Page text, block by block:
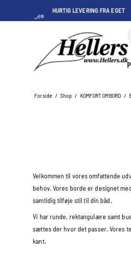
HURTIG LEVERING FRA EGET
Forside / Shop / KOMFORT OMBORD /
Velkommen til vores omfattende
behov. Vores borde er designet
samtidig tilføje stil til din båd.
Vi har runde, rektangulære samt
sættes der hvor det passer. Vores
kant.